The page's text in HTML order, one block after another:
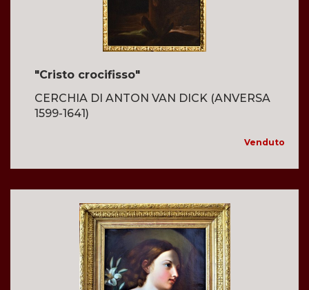
"Cristo crocifisso"
CERCHIA DI ANTON VAN DICK (ANVERSA
1599-1641)
Venduto